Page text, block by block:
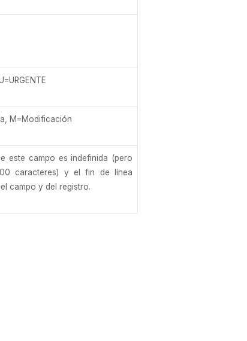
M=Modificación
este campo es indefinida (pero
caracteres) y el fin de línea
campo y del registro.